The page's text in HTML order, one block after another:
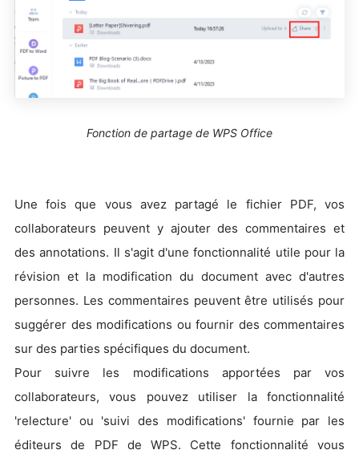
Fonction de partage de WPS Office
Une fois que vous avez partagé le fichier PDF, vos
collaborateurs peuvent y ajouter des commentaires et
des annotations. Il s'agit d'une fonctionnalité utile pour la
révision et la modification du document avec d'autres
personnes. Les commentaires peuvent être utilisés pour
suggérer des modifications ou fournir des commentaires
sur des parties spécifiques du document.
Pour suivre les modifications apportées par vos
collaborateurs, vous pouvez utiliser la fonctionnalité
'relecture' ou 'suivi des modifications' fournie par les
éditeurs de PDF de WPS. Cette fonctionnalité vous